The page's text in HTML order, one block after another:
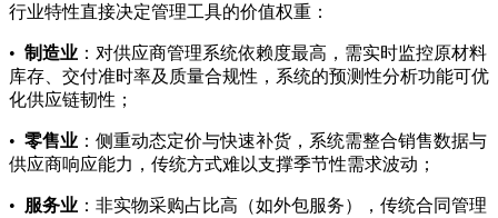
行业特性直接决定管理工具的价值权重：
• 制造业 ：对供应商管理系统依赖度最高，需实时监控原材料
库存、交付准时率及质量合规性，系统的预测性分析功能可优
化供应链韧性；
• 零售业 ：侧重动态定价与快速补货，系统需整合销售数据与
供应商响应能力，传统方式难以支撑季节性需求波动；
• 服务业 ：非实物采购占比高（如外包服务），传统合同管理